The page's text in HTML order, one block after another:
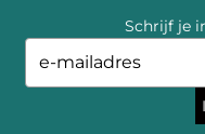
Schrijf je
your
email